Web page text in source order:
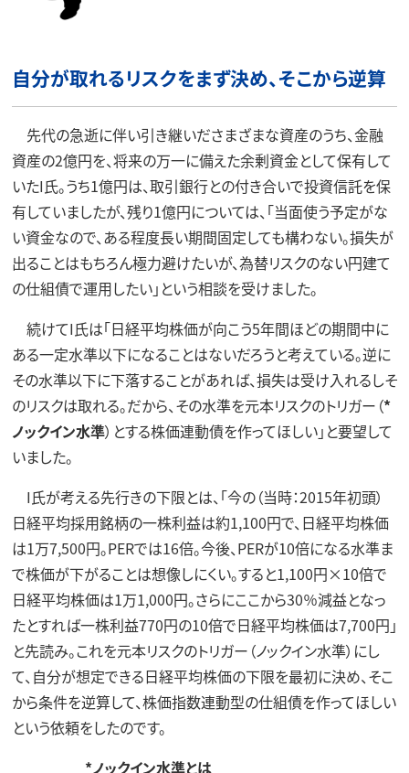
自分が取れるリスクをまず決め、そこから逆算
先代の急逝に伴い引き継いださまざまな資産のうち、金融
資産の2億円を、将来の万一に備えた余剰資金として保有して
いたI氏。うち1億円は、取引銀行との付き合いで投資信託を保
有していましたが、残り1億円については、「当面使う予定がな
い資金なので、ある程度長い期間固定しても構わない。損失が
出ることはもちろん極力避けたいが、為替リスクのない円建て
の仕組債で運用したい」という相談を受けました。
続けてI氏は「日経平均株価が向こう5年間ほどの期間中に
ある一定水準以下になることはないだろうと考えている。逆に
その水準以下に下落することがあれば、損失は受け入れるしそ
のリスクは取れる。だから、その水準を元本リスクのトリガー（*
ノックイン水準）とする株価連動債を作ってほしい」と要望して
いました。
I氏が考える先行きの下限とは、「今の（当時：2015年初頭）
日経平均採用銘柄の一株利益は約1,100円で、日経平均株価
は1万7,500円。PERでは16倍。今後、PERが10倍になる水準ま
で株価が下がることは想像しにくい。すると1,100円×10倍で
日経平均株価は1万1,000円。さらにここから30％減益となっ
たとすれば一株利益770円の10倍で日経平均株価は7,700円」
と先読み。これを元本リスクのトリガー（ノックイン水準）にし
て、自分が想定できる日経平均株価の下限を最初に決め、そこ
から条件を逆算して、株価指数連動型の仕組債を作ってほしい
という依頼をしたのです。
*ノックイン水準とは